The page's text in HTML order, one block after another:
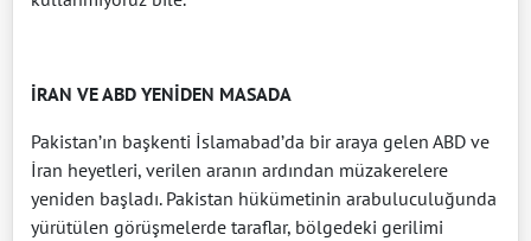
İRAN VE ABD YENİDEN MASADA
Pakistan’ın başkenti İslamabad’da bir araya gelen ABD ve
İran heyetleri, verilen aranın ardından müzakerelere
yeniden başladı. Pakistan hükümetinin arabuluculuğunda
yürütülen görüşmelerde taraflar, bölgedeki gerilimi